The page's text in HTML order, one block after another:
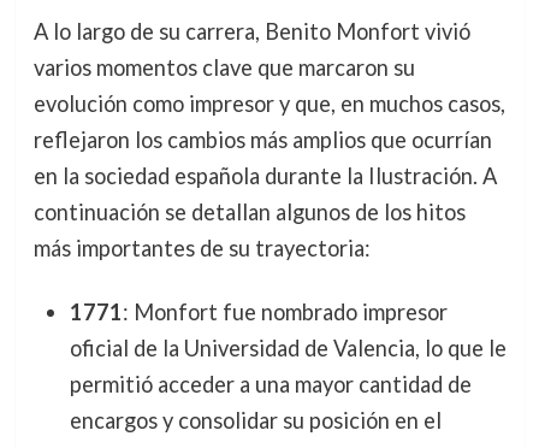
A lo largo de su carrera, Benito Monfort vivió
varios momentos clave que marcaron su
evolución como impresor y que, en muchos casos,
reflejaron los cambios más amplios que ocurrían
en la sociedad española durante la Ilustración. A
continuación se detallan algunos de los hitos
más importantes de su trayectoria:
1771: Monfort fue nombrado impresor
oficial de la Universidad de Valencia, lo que le
permitió acceder a una mayor cantidad de
encargos y consolidar su posición en el